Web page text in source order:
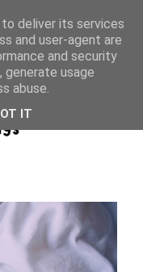
deliver its services
and user-agent are
and security
usage
abuse.
IT